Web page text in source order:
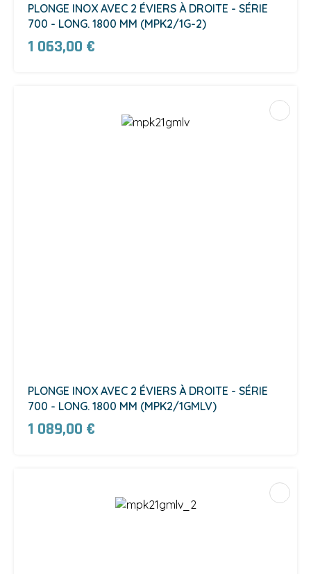
PLONGE INOX AVEC 2 ÉVIERS À DROITE - SÉRIE
700 - LONG. 1800 MM (MPK2/1G-2)
1 063,00 €
PLONGE INOX AVEC 2 ÉVIERS À DROITE - SÉRIE
700 - LONG. 1800 MM (MPK2/1GMLV)
1 089,00 €